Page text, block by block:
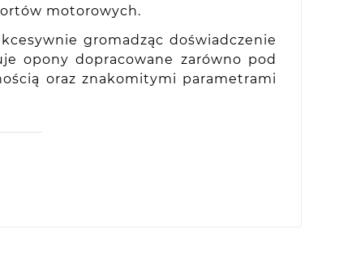
motorowych.
gromadząc doświadczenie
opony dopracowane zarówno pod
oraz znakomitymi parametrami